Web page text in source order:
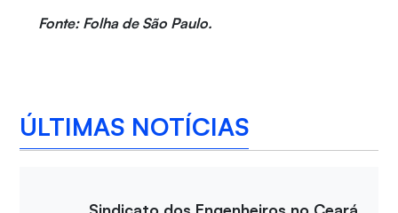
Fonte: Folha de São Paulo.
ÚLTIMAS NOTÍCIAS